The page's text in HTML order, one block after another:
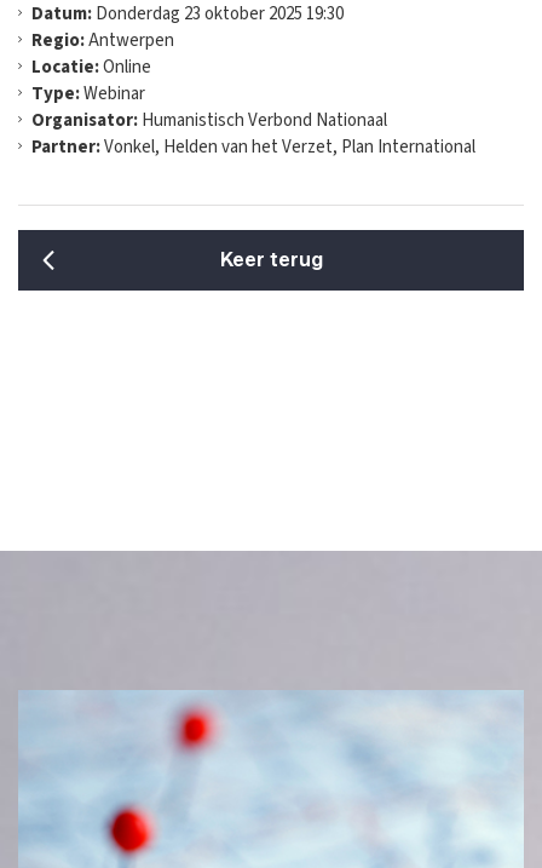
Datum:Donderdag 23 oktober 2025 19:30
Regio:Antwerpen
Locatie:Online
Type:Webinar
Organisator:Humanistisch Verbond Nationaal
Partner:Vonkel, Helden van het Verzet, Plan International
Keer terug